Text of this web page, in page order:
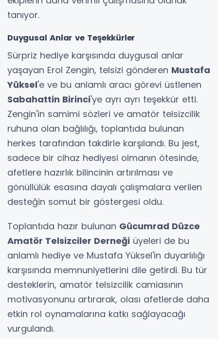
tanıyor.
Duygusal Anlar ve Teşekkürler
Sürpriz hediye karşısında duygusal anlar
yaşayan Erol Zengin, telsizi gönderen Mustafa
Yüksel'e ve bu anlamlı aracı görevi üstlenen
Sabahattin Birinci'ye ayrı ayrı teşekkür etti.
Zengin'in samimi sözleri ve amatör telsizcilik
ruhuna olan bağlılığı, toplantıda bulunan
herkes tarafından takdirle karşılandı. Bu jest,
sadece bir cihaz hediyesi olmanın ötesinde,
afetlere hazırlık bilincinin artırılması ve
gönüllülük esasına dayalı çalışmalara verilen
desteğin somut bir göstergesi oldu.
Toplantıda hazır bulunan Gücumrad Düzce
Amatör Telsizciler Derneği üyeleri de bu
anlamlı hediye ve Mustafa Yüksel'in duyarlılığı
karşısında memnuniyetlerini dile getirdi. Bu tür
desteklerin, amatör telsizcilik camiasının
motivasyonunu artırarak, olası afetlerde daha
etkin rol oynamalarına katkı sağlayacağı
vurgulandı.